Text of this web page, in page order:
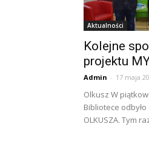
Aktualności
Kolejne
projektu
Admin - 17 maja
Olkusz W
Bibliotece
OLKUSZA. Tym